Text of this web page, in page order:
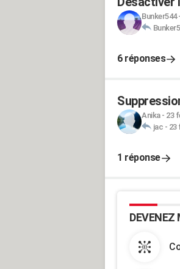
Bunker544-
6 réponses
Anika- 23
jac - 23
1 réponse
DEVENEZ